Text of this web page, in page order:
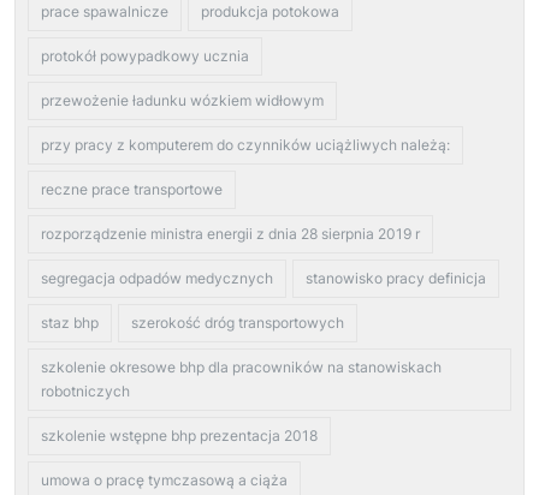
prace spawalnicze produkcja potokowa
protokół powypadkowy ucznia
przewożenie ładunku wózkiem widłowym
przy pracy z komputerem do czynników uciążliwych należą:
reczne prace transportowe
rozporządzenie ministra energii z dnia 28 sierpnia 2019 r
segregacja odpadów medycznych stanowisko pracy definicja
staz bhp szerokość dróg transportowych
szkolenie okresowe bhp dla pracowników na stanowiskach
robotniczych
szkolenie wstępne bhp prezentacja 2018
umowa o pracę tymczasową a ciąża